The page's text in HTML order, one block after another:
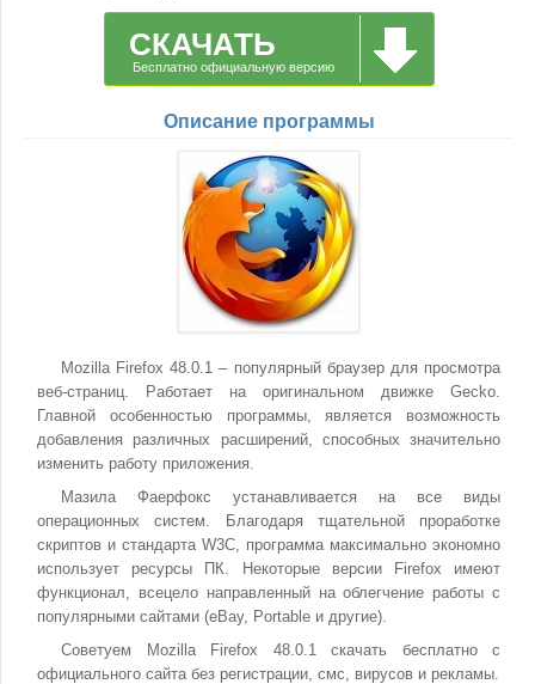
СКАЧАТЬ
Бесплатно официальную версию
Описание программы
Mozilla Firefox 48.0.1 – популярный браузер для просмотра
веб-страниц. Работает на оригинальном движке Gecko.
Главной особенностью программы, является возможность
добавления различных расширений, способных значительно
изменить работу приложения.
Мазила Фаерфокс устанавливается на все виды
операционных систем. Благодаря тщательной проработке
скриптов и стандарта W3C, программа максимально экономно
использует ресурсы ПК. Некоторые версии Firefox имеют
функционал, всецело направленный на облегчение работы с
популярными сайтами (eBay, Portable и другие).
Советуем Mozilla Firefox 48.0.1 скачать бесплатно с
официального сайта без регистрации, смс, вирусов и рекламы.